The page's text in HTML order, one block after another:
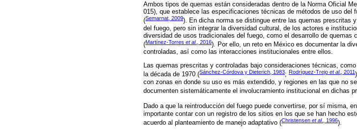
Ambos tipos de quemas están consideradas dentro de la Norma Oficial
015), que establece las especificaciones técnicas de métodos de uso del
(Semarnat, 2009). En dicha norma se distingue entre las quemas prescritas
del fuego, pero sin integrar la diversidad cultural, de los actores e
diversidad de usos tradicionales del fuego, como el desarrollo de quemas
(Martínez-Torres et al., 2016). Por ello, un reto en México es documentar la
controladas, así como las interacciones institucionales entre ellos.
Las quemas prescritas y controladas bajo consideraciones técnicas,
la década de 1970 (Sánchez-Córdova y Dieterich, 1983; Rodríguez-Trejo et al., 2011
con zonas en donde su uso es más extendido, y regiones en las que no
documenten sistemáticamente el involucramiento institucional en dichas
Dado a que la reintroducción del fuego puede convertirse, por sí misma,
importante contar con un registro de los sitios en los que se han hecho
acuerdo al planteamiento de manejo adaptativo (Christensen et al., 1996).